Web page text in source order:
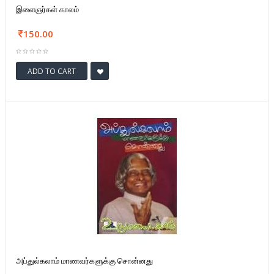
இளைஞர்கள் காலம்
150.00
ADD TO CART
அப்துல்கலாம் மாணவர்களுக்கு சொன்னது